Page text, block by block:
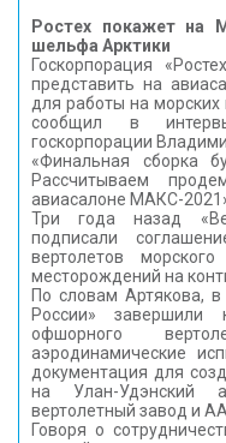
Ростех покажет на
шельфа Арктики
Госкорпорация
представить на
для работы на
сообщил в
госкорпорации
«Финальная сборка
Рассчитываем
авиасалоне МАКС-
Три года назад
подписали
вертолетов
месторождений на
По словам Артякова,
России» завершили
офшорного
аэродинамические
документация для
на Улан-Удэнский
вертолетный завод и
Говоря о